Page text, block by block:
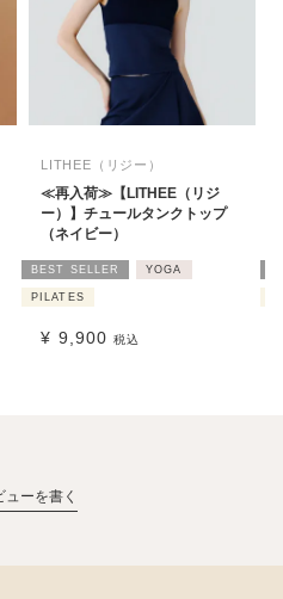
LITHEE（リジー）
≪再入荷≫【LITHEE（リジ
ー）】チュールタンクトップ
（ネイビー）
BEST SELLER YOGA
PILATES
¥ 9,900 税込
ューを書く